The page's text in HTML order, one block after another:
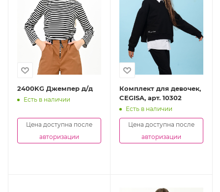
2400KG Джемпер д/д
Есть в наличии
Цена доступна после
авторизации
Комплект для девочек,
CEGISA, арт. 10302
Есть в наличии
Цена доступна после
авторизации